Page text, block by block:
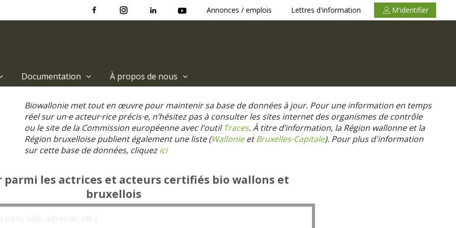
Annonces / emplois Lettres d'information M'identifier
Documentation À propos de nous
Biowallonie met tout en œuvre pour maintenir sa base de données à jour. Pour une information en temps
réel sur un·e acteur·rice précis·e, n’hésitez pas à consulter les sites internet des organismes de contrôle
ou le site de la Commission européenne avec l'outilTraces. À titre d’information, la Région wallonne et la
Région bruxelloise publient également une liste (WallonieetBruxelles-Capitale). Pour plus d'information
sur cette base de données, cliquezici
parmi les actrices et acteurs certifiés bio wallons et
bruxellois